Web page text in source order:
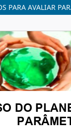
PARA AVALIAR